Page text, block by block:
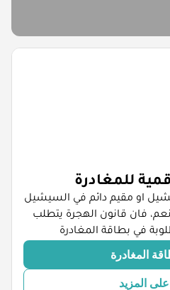
للمغادرة
او مقيم دائم في السيشيل
فان قانون الهجرة يتطلب
في بطاقة المغادرة
المغادرة
المزيد